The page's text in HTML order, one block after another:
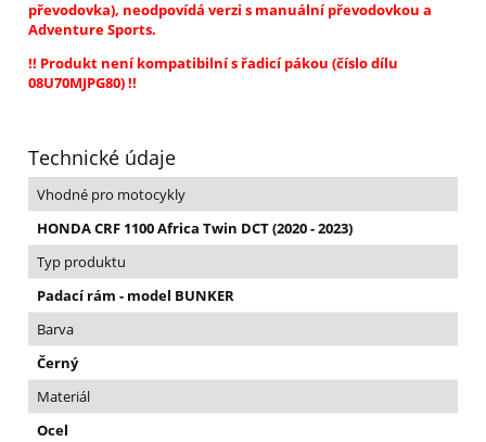
převodovka), neodpovídá verzi s manuální převodovkou a
Adventure Sports.
!! Produkt není kompatibilní s řadicí pákou (číslo dílu
08U70MJPG80) !!
Technické údaje
Vhodné pro motocykly
HONDA CRF 1100 Africa Twin DCT (2020 - 2023)
Typ produktu
Padací rám - model BUNKER
Barva
Černý
Materiál
Ocel